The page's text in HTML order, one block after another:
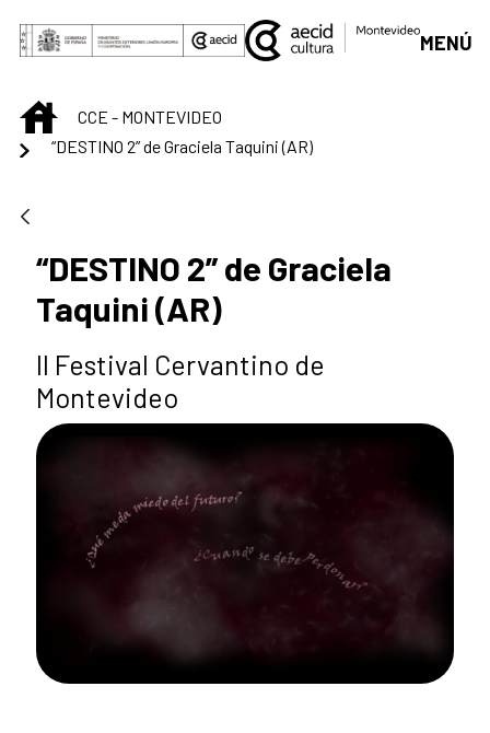
Saltar al contenido principal
MENÚ
INICIOCCE - MONTEVIDEO
“DESTINO 2” de Graciela Taquini (AR)
“DESTINO 2” de Graciela
Taquini (AR)
II Festival Cervantino de
Montevideo